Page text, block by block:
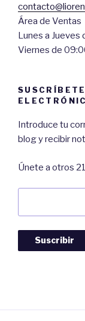
Área de Ventas
Lunes a Jueves
Viernes de
Introduce tu
blog y recibir
Únete a otros
Suscribir